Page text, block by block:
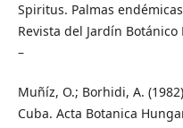
Spiritus. Palmas
Revista del Jardín
–
Muñíz, O.; Borhidi, A.
Cuba. Acta Botanica